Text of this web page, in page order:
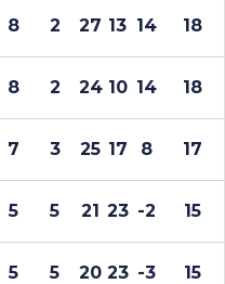
8 2 27 13 14 18
8 2 24 10 14 18
7 3 25 17 8 17
5 5 21 23 -2 15
5 5 20 23 -3 15